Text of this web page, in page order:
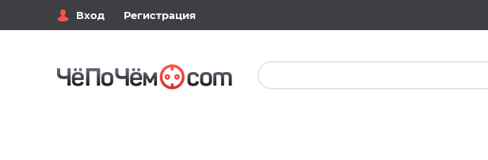
Вход Регистрация